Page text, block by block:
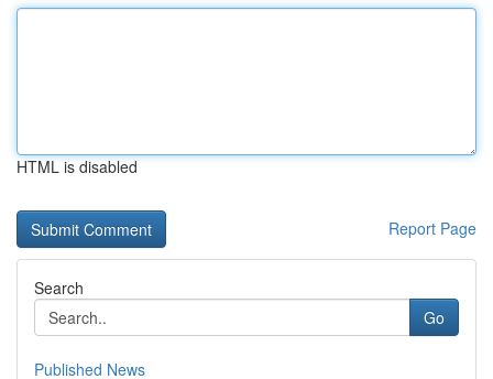
HTML is disabled
Report Page
Search
Go
Published News